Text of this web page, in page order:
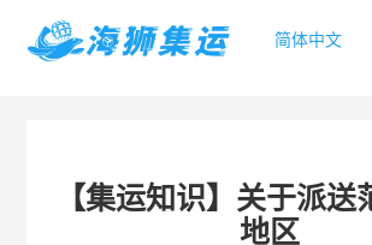
【集运知识】关于派送
地区